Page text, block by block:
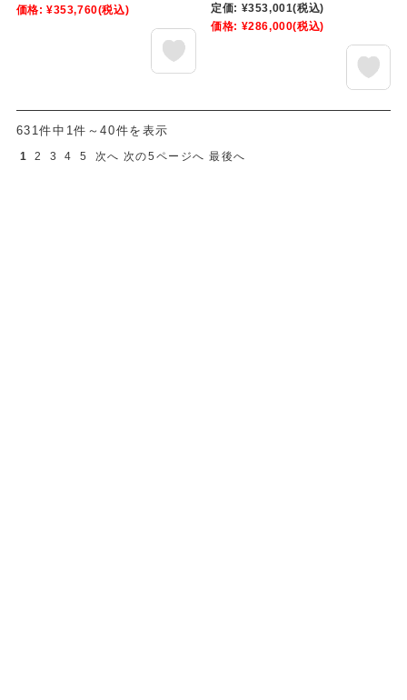
価格: ¥353,760(税込) 定価: ¥353,001(税込)
価格: ¥286,000(税込)
631件中1件～40件を表示
1 2 3 4 5 次へ 次の5ページへ 最後へ